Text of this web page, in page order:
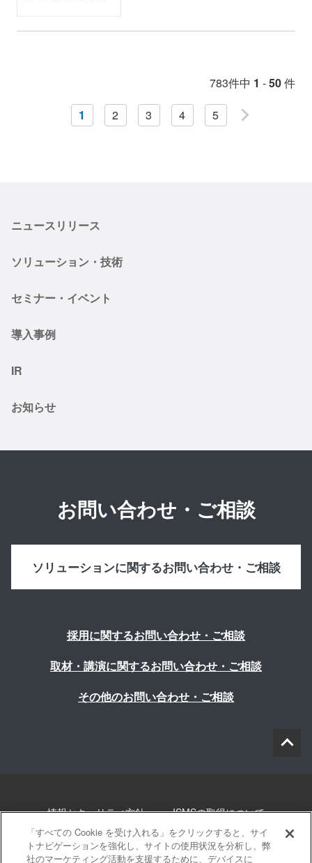
783件中 1 -50件
1
2 3 4 5
ニュースリリース
ソリューション・技術
セミナー・イベント
導入事例
IR
お知らせ
お問い合わせ・ご相談
ソリューションに関するお問い合わせ・ご相談
採用に関するお問い合わせ・ご相談
取材・講演に関するお問い合わせ・ご相談
その他のお問い合わせ・ご相談
情報セキュリティ方針 ISMSの取得について
個人情報について 勧誘方針 このサイトについて
「すべての Cookie を受け入れる」をクリックすると、サイ
トナビゲーションを強化し、サイトの使用状況を分析し、弊
社のマーケティング活動を支援するために、デバイスに